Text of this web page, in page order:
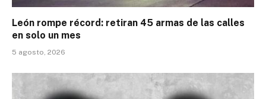
León rompe récord: retiran 45 armas de las calles
en solo un mes
5 agosto, 2026